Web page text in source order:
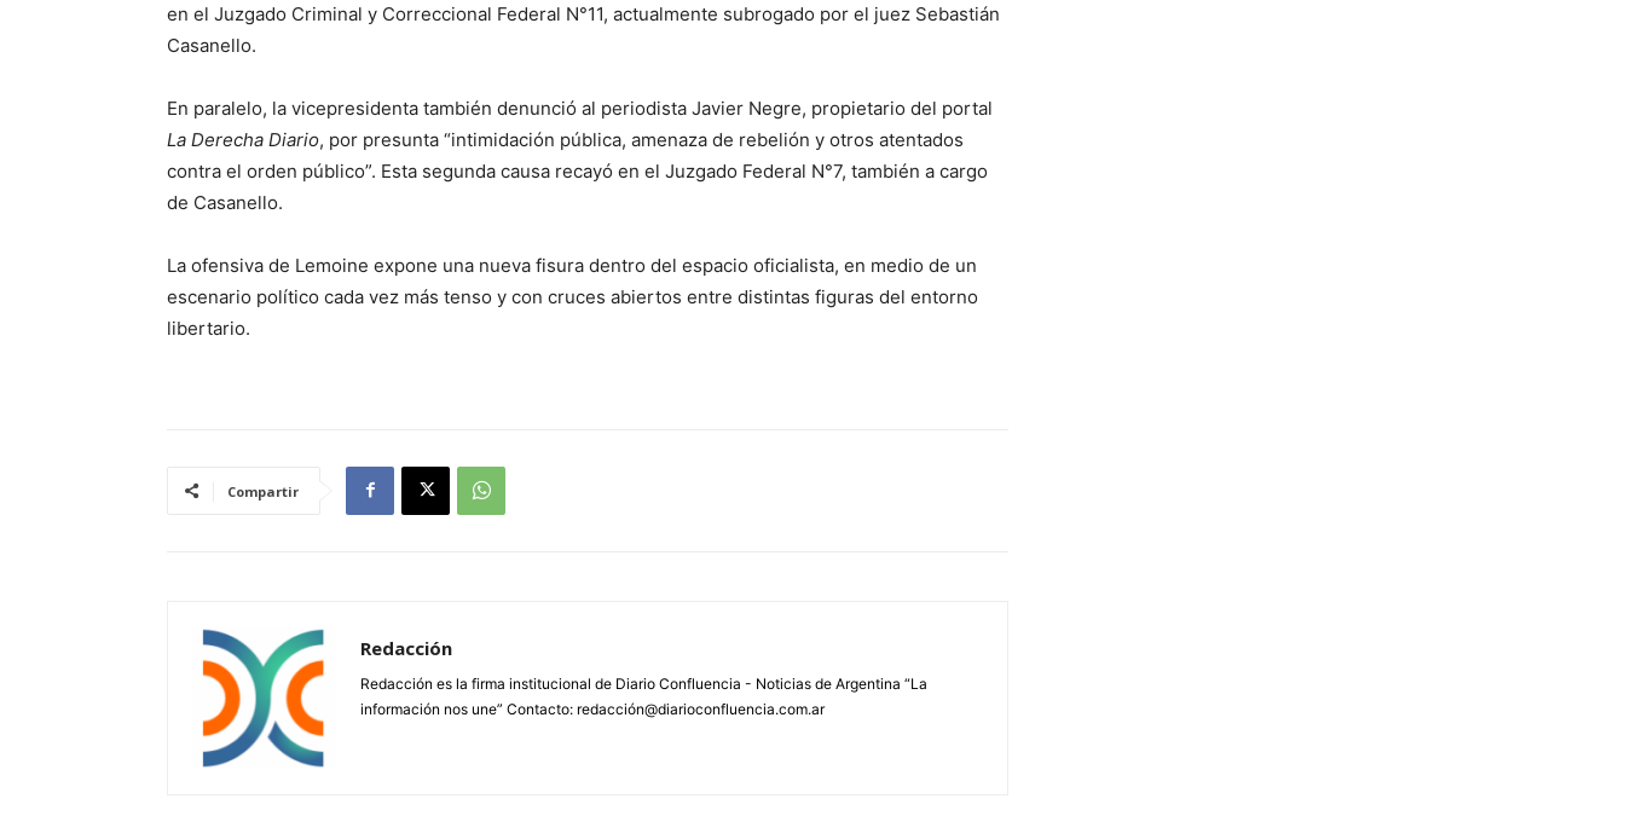
en el Juzgado Criminal y Correccional Federal N°11, actualmente subrogado por el juez Sebastián
Casanello.
En paralelo, la vicepresidenta también denunció al periodista Javier Negre, propietario del portal
La Derecha Diario, por presunta “intimidación pública, amenaza de rebelión y otros atentados
contra el orden público”. Esta segunda causa recayó en el Juzgado Federal N°7, también a cargo
de Casanello.
La ofensiva de Lemoine expone una nueva fisura dentro del espacio oficialista, en medio de un
escenario político cada vez más tenso y con cruces abiertos entre distintas figuras del entorno
libertario.
Compartir
Redacción
Redacción es la firma institucional de Diario Confluencia - Noticias de Argentina “La
información nos une” Contacto: redacción@diarioconfluencia.com.ar